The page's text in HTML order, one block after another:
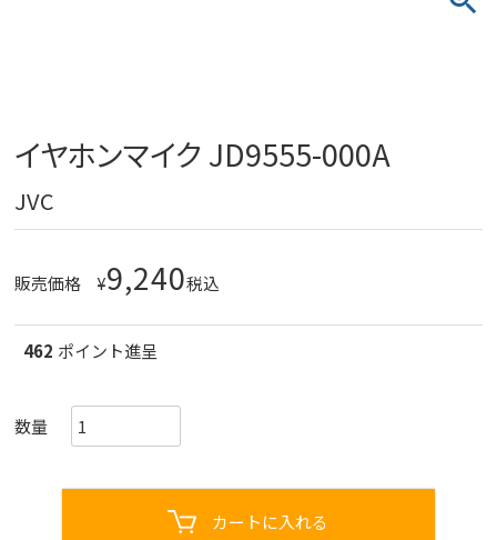
イヤホンマイク JD9555-000A
JVC
販売価格 ¥9,240税込
462 ポイント進呈
カートに入れる